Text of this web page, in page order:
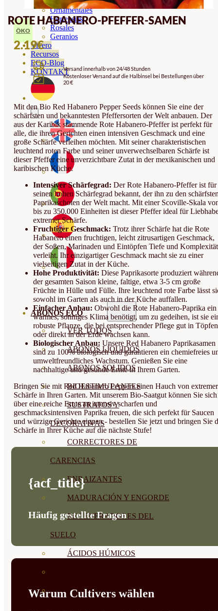
Ornamentales
Hortensias
Rosales
Geranios
Vivero
Recursos
ECO-Blog
KONTAKT
ABONOS ECO
VER TODOS
ABONOS LÍQUIDOS
ABONOS SOLIDOS
BIOESTIMULANTES
SUSTRATOS Y
DECORATIVAS
CORRECTORES DE
CARENCIAS
ENRAIZANTES
MADURACIÓN Y ENGORDE
REGENERADORES DEL
SUELO
ÁCIDOS HÚMICOS
PROTECCIÓN CULTIVOS Y
ROTE HABANERO-PFEFFER-SAMEN
ÖKO
2.19€
Versand innerhalb von 24/48 Stunden
Kostenloser Versand auf die Halbinsel bei Bestellungen über
20 €
Mit den Bio Red Habanero Pepper Seeds können Sie eine der
schärfsten und bekanntesten Pfeffersorten der Welt anbauen. Der
aus der Karibik stammende Rote Habanero-Pfeffer ist perfekt für
alle, die ihren Gerichten einen intensiven Geschmack und eine
große Schärfe verleihen möchten. Mit seiner charakteristischen
leuchtend roten Farbe und seiner unverwechselbaren Schärfe ist
dieser Pfeffer eine unverzichtbare Zutat in der mexikanischen und
karibischen Küche.
Intensiver Schärfegrad: Der Rote Habanero-Pfeffer ist für
seinen hohen Schärfegrad bekannt, der ihn zu den
Paprikaschoten der Welt macht. Mit einer Scoville-Skala
bis zu 350.000 Einheiten ist dieser Pfeffer ideal für
extremer Schärfe.
Fruchtiger Geschmack: Trotz ihrer Schärfe hat die Rote
Habanero einen fruchtigen, leicht zitrusartigen Geschmack,
der Soßen, Marinaden und Eintöpfen Tiefe und Komplexität
verleiht. Ihr einzigartiger Geschmack macht sie zu einer
vielseitigen Zutat in der Küche.
Hohe Produktivität: Diese Paprikasorte produziert
der gesamten Saison kleine, faltige, etwa 3-5 cm große
Früchte in Hülle und Fülle. Ihre leuchtend rote Farbe lässt
sowohl im Garten als auch in der Küche auffallen.
Einfacher Anbau: Obwohl die Rote Habanero-Paprika ein
warmes, sonniges Klima benötigt, um zu gedeihen, ist sie
robuste Pflanze, die bei entsprechender Pflege gut in Töpfen
oder direkt in der Erde wachsen kann.
Biologischer Anbau: Unsere Red Habanero Paprikasamen
sind zu 100% biologisch und garantieren ein chemiefreies
umweltfreundliches Wachstum. Genießen Sie eine
nachhaltige und gesunde Ernte in Ihrem Garten.
Bringen Sie mit Red Habanero Peppers einen Hauch von extremer
Schärfe in Ihren Garten. Mit unserem Bio-Saatgut können Sie sich
über eine reiche Ernte an intensiv scharfen und
geschmacksintensiven Paprika freuen, die sich perfekt für Saucen
und würzige Gerichte eignen - bestellen Sie jetzt und bringen Sie
Schärfe in Ihrer Küche auf die nächste Stufe!
{acf_title}
Häufig gestellte Fragen
Warum Cultivers wählen